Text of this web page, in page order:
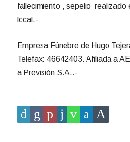
fallecimiento , sepelio realizado
local.-
Empresa Fúnebre de Hugo
Telefax: 46642403. Afiliada a
a Previsión S.A..-